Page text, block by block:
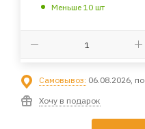
Меньше 10 шт
Самовывоз: 06.08.2026,
Хочу в подарок